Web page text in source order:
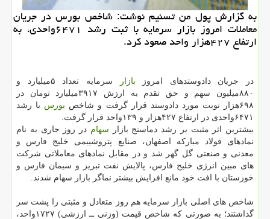
به گزارش پول من تسنیم نوشت: شاخص بورس در جریان
معاملات امروز بازار سرمایه با ثبت رشد ۶۴۷۱واحدی، به
ارتفاع ۴۲۷هزار واحد صعود كرد.
در جریان دادوستدهای امروز بازار
سرمایه تعداد ۵میلیارد و
۸۸۰میلیون سهم و حق تقدم به ارزش ۳۹۱۷میلیارد تومان در
۶۹۸هزار نوبت مورد دادوستد قرار گرفت و شاخص
بورس با رشد
۶۴۷۱واحدی در ارتفاع ۴۲۷هزار و ۱۳۹واحد قرار گرفت.
بیشترین اثر مثبت بر رشد دماسنج بازار سهام در روز جاری به نام
نمادهای فولاد مباركه اصفهان، صنایع پتروشیبمی خلیج فارس و
معدنی و صنعتی گل گهر شد و در مقابل نمادهای معاملاتی شركت
های مبین انرژی خلیج فارس، پالایش نفت تبریز و سیمان فارس و
خوزستان با افت خود مانع افزایش بیشتر نماگر بازار سهام شدند.
شاخص های اصلی بازار سرمایه هم روز متعادل و مثبتی را پشت سر
گذاشتند؛ به صورتی كه شاخص قیمت (وزنی ــ ارزشی) ۱۷۲۷واحد،